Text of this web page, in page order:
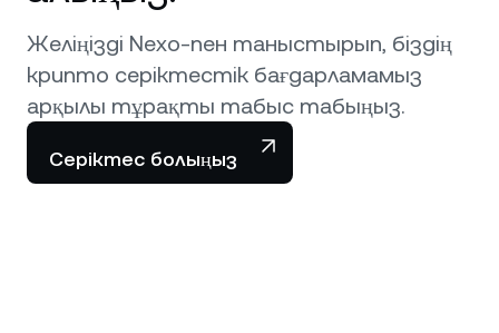
Фьючерстер
Nexo Card
Жеке клиенттер
USDT
USD Coin USDC
Polkadot DOT
Анықтама орталығы
Қаржы академиясы
Желіңізді Nexo-пен таныстырып, біздің
крипто серіктестік бағдарламамыз
арқылы тұрақты табыс табыңыз.
Серіктес болыңыз